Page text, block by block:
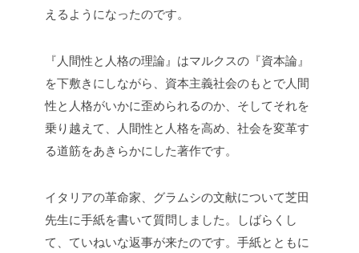
えるようになったのです。
『人間性と人格の理論』はマルクスの『資本論』
を下敷きにしながら、資本主義社会のもとで人間
性と人格がいかに歪められるのか、そしてそれを
乗り越えて、人間性と人格を高め、社会を変革す
る道筋をあきらかにした著作です。
イタリアの革命家、グラムシの文献について芝田
先生に手紙を書いて質問しました。しばらくし
て、ていねいな返事が来たのです。手紙とともに